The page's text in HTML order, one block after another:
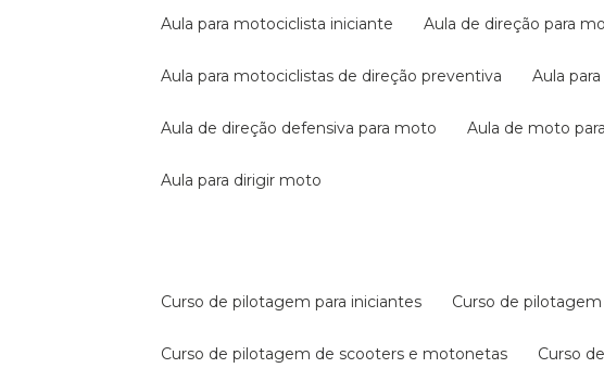
aula para motociclista iniciante aula de direção para
aula para motociclistas de direção preventiva aula
aula de direção defensiva para moto aula de moto
aula para dirigir moto
curso de pilotagem para iniciantes curso de
curso de pilotagem de scooters e motonetas curso